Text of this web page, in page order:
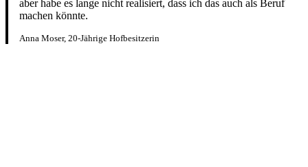
aber habe es lange nicht realisiert, dass ich das auch als Beruf
machen könnte.
Anna Moser, 20-Jährige Hofbesitzerin